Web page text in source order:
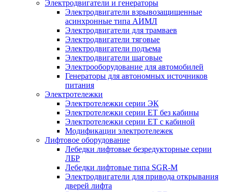
Электродвигатели и генераторы
Электродвигатели взрывозащищенные
асинхронные типа АИМЛ
Электродвигатели для трамваев
Электродвигатели тяговые
Электродвигатели подъема
Электродвигатели шаговые
Электрооборудование для автомобилей
Генераторы для автономных источников
питания
Электротележки
Электротележки серии ЭК
Электротележки серии ЕТ без кабины
Электротележки серии ЕТ с кабиной
Модификации электротележек
Лифтовое оборудование
Лебедки лифтовые безредукторные серии
ЛБР
Лебедки лифтовые типа SGR-M
Электродвигатели для привода открывания
дверей лифта